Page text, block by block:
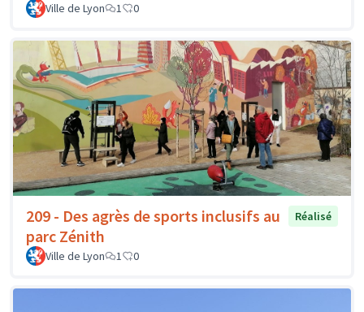
Ville de Lyon 1 0
209 - Des agrès de sports inclusifs au
parc Zénith
Réalisé
Ville de Lyon 1 0